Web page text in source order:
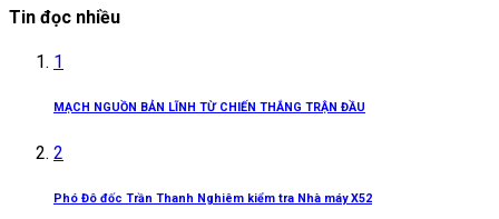
Tin đọc nhiều
1
MẠCH NGUỒN BẢN LĨNH TỪ CHIẾN THẮNG TRẬN ĐẦU
2
Phó Đô đốc Trần Thanh Nghiêm kiểm tra Nhà máy X52